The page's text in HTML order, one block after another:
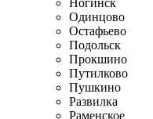
Ногинск
Одинцово
Остафьево
Подольск
Прокшино
Путилково
Пушкино
Развилка
Раменское